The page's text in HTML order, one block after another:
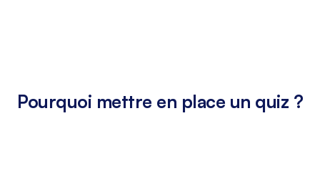
Pourquoi mettre en place un quiz ?